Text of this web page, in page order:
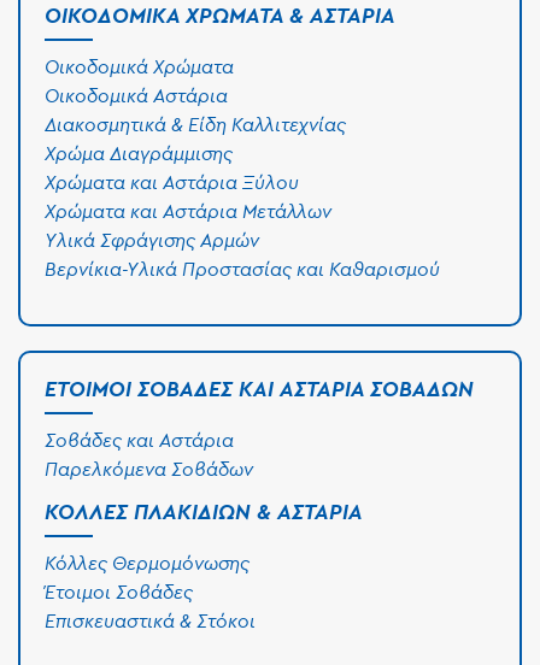
ΟΙΚΟΔΟΜΙΚΆ ΧΡΏΜΑΤΑ & ΑΣΤΆΡΙΑ
Οικοδομικά Χρώματα
Οικοδομικά Αστάρια
Διακοσμητικά & Είδη Καλλιτεχνίας
Χρώμα Διαγράμμισης
Χρώματα και Αστάρια Ξύλου
Χρώματα και Αστάρια Μετάλλων
Υλικά Σφράγισης Αρμών
Βερνίκια-Υλικά Προστασίας και Καθαρισμού
ΈΤΟΙΜΟΙ ΣΟΒΆΔΕΣ ΚΑΙ ΑΣΤΆΡΙΑ ΣΟΒΆΔΩΝ
Σοβάδες και Αστάρια
Παρελκόμενα Σοβάδων
ΚΌΛΛΕΣ ΠΛΑΚΙΔΊΩΝ & ΑΣΤΆΡΙΑ
Κόλλες Θερμομόνωσης
Έτοιμοι Σοβάδες
Επισκευαστικά & Στόκοι